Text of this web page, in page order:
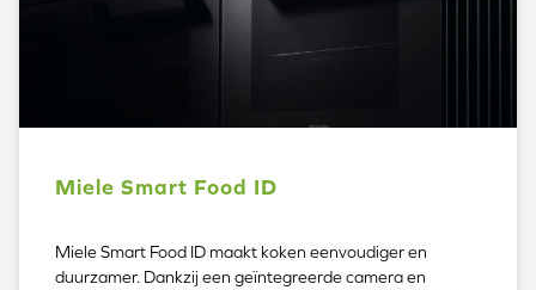
Miele Smart Food ID
Miele Smart Food ID maakt koken eenvoudiger en
duurzamer. Dankzij een geïntegreerde camera en